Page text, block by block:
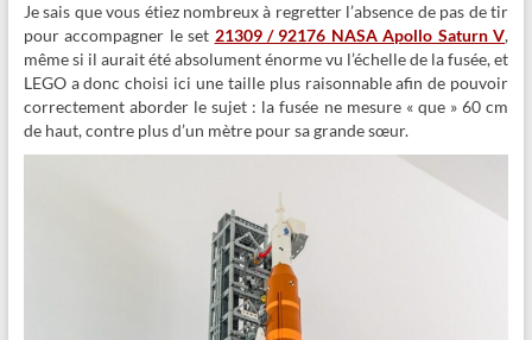
Je sais que vous étiez nombreux à regretter l’absence de pas de tir
pour accompagner le set 21309 / 92176 NASA Apollo Saturn V,
même si il aurait été absolument énorme vu l’échelle de la fusée, et
LEGO a donc choisi ici une taille plus raisonnable afin de pouvoir
correctement aborder le sujet : la fusée ne mesure « que » 60 cm
de haut, contre plus d’un mètre pour sa grande sœur.